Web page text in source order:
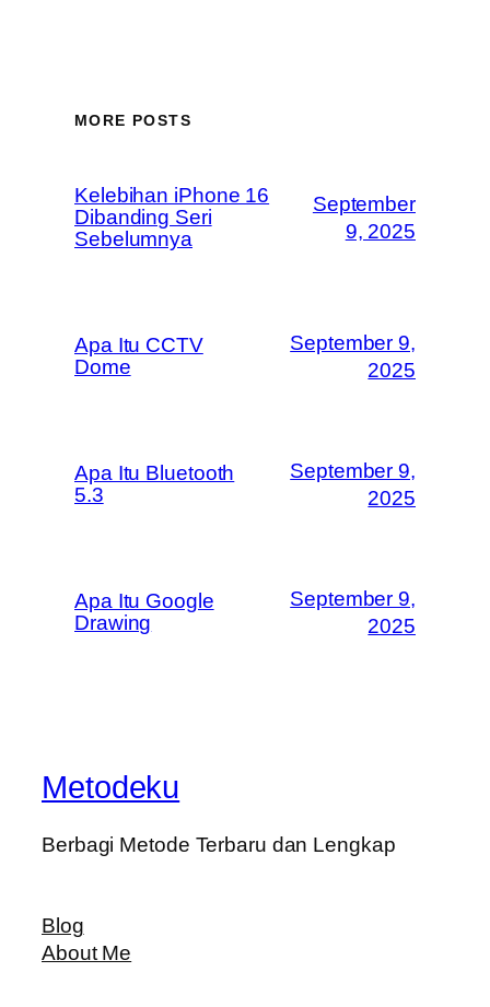
MORE POSTS
Kelebihan iPhone 16
Dibanding Seri
Sebelumnya
September
9, 2025
Apa Itu CCTV
Dome
September 9,
2025
Apa Itu Bluetooth
5.3
September 9,
2025
Apa Itu Google
Drawing
September 9,
2025
Metodeku
Berbagi Metode Terbaru dan Lengkap
Blog
About Me